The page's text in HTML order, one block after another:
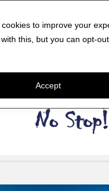
to improve your
this, but you can opt-out
Accept